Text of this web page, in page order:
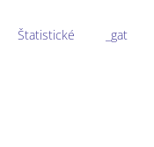
Štatistické _gat